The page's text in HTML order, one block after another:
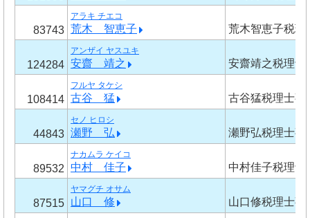
83743
アラキ チエコ
荒木 智恵子 荒木智恵子税理
124284
アンザイ ヤスユキ
安齋 靖之 安齋靖之税理士
108414
フルヤ タケシ
古谷 猛 古谷猛税理士事
44843
セノ ヒロシ
瀬野 弘 瀬野弘税理士事
89532
ナカムラ ケイコ
中村 佳子 中村佳子税理士
87515
ヤマグチ オサム
山口 修 山口修税理士事